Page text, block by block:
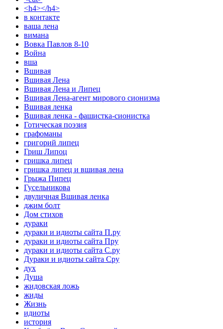
<h4></h4>
в контакте
ваша лена
вимана
Вовка Павлов 8-10
Война
вша
Вшивая
Вшивая Лена
Вшивая Лена и Липец
Вшивая Лена-агент мирового сионизма
Вшивая ленка
Вшивая ленка - фашистка-сионистка
Готическая поэзия
графоманы
григорий липец
Гриш Липоц
гришка липец
гришка липец и вшивая лена
Грыжа Пипец
Гусельникова
двуличная Вшивая ленка
джим болт
Дом стихов
дураки
дураки и идиоты сайта П.ру
дураки и идиоты сайта Пру
дураки и идиоты сайта С.ру
Дураки и идиоты сайта Сру
дух
Душа
жидовская ложь
жиды
Жизнь
идиоты
история